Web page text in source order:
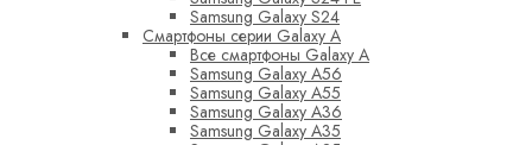
Samsung Galaxy S24
Смартфоны серии Galaxy A
Все смартфоны Galaxy A
Samsung Galaxy A56
Samsung Galaxy A55
Samsung Galaxy A36
Samsung Galaxy A35